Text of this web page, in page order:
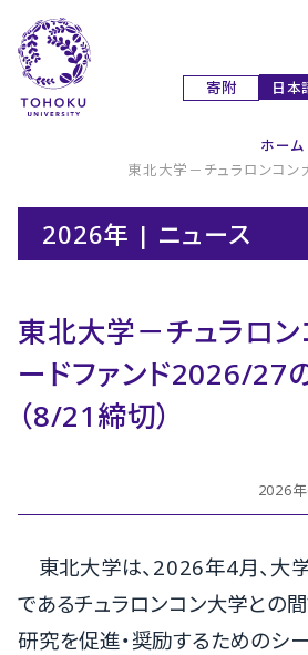
寄附 日本
ホーム
東北大学－チュラロンコン
2026年 | ニュース
東北大学－チュラロ
ードファンド2026/27
（8/21締切）
2026
東北大学は、2026年4月、大
であるチュラロンコン大学との
研究を促進・奨励するためのシ